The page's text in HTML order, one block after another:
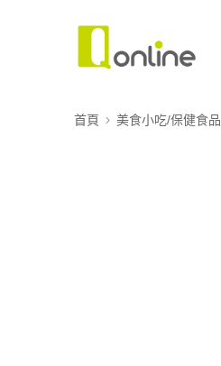
首頁 美食小吃/保健食品